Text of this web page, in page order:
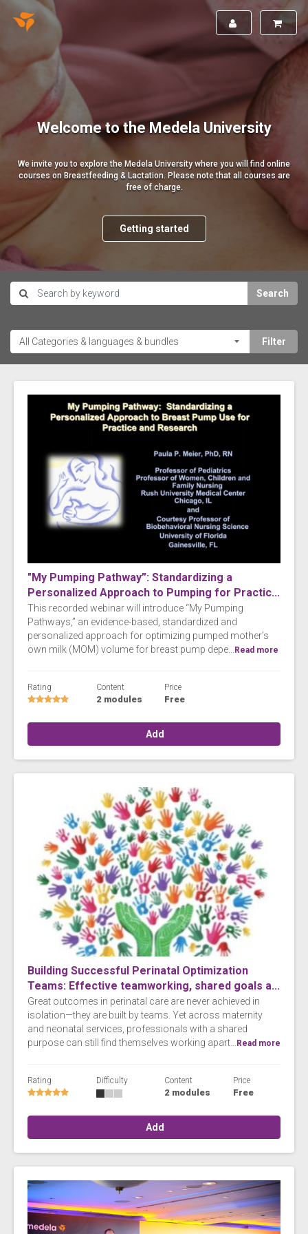
Welcome to the Medela University
We invite you to explore the Medela University where you will find online
courses on Breastfeeding & Lactation. Please note that all courses are
free of charge.
Getting started
Search
"My Pumping Pathway”: Standardizing a
Personalized Approach to Pumping for Practic...
This recorded webinar will introduce “My Pumping
Pathways,” an evidence-based, standardized and
personalized approach for optimizing pumped mother’s
own milk (MOM) volume for breast pump depe... Read more
Rating Content
2 modules
Price
Free
Add
Building Successful Perinatal Optimization
Teams: Effective teamworking, shared goals a...
Great outcomes in perinatal care are never achieved in
isolation—they are built by teams. Yet across maternity
and neonatal services, professionals with a shared
purpose can still find themselves working apart...
Read more
Rating Difficulty Content
2 modules
Price
Free
Add